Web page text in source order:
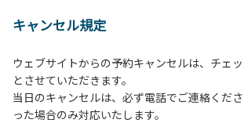
２、中学生以下だけでの利用はできません
３、テントサイト（多目的広場を含む。）
予約いただいた方のみで、連泊の方を除き、
基本的に、テント1張りにつき1区画の予約
管理棟にてチェックインの手続きを行ってく
キャンセル規定
ウェブサイトからの予約キャンセルは、チェ
とさせていただきます。
当日のキャンセルは、必ず電話でご連絡くだ
った場合のみ対応いたします。